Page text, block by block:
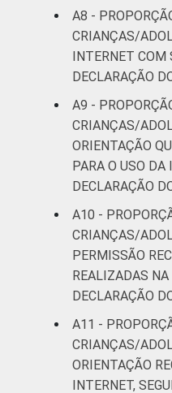
¹Base: 1 749
anos que usam
estimuladas.
refere apenas
"sim". Dados
*Considerando-
principal da
Fonte: NIC.br -
A8 -
CRIANÇAS/
INTERNET COM
DECLARAÇÃO
A9 -
CRIANÇAS/
ORIENTAÇÃO
PARA O USO DA
DECLARAÇÃO
A10 -
CRIANÇAS/
PERMISSÃO
REALIZADAS NA
DECLARAÇÃO
A11 -
CRIANÇAS/
ORIENTAÇÃO
INTERNET,